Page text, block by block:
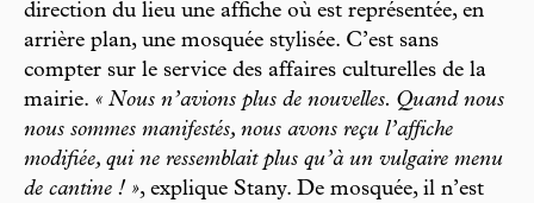
direction du lieu une affiche où est représentée, en
arrière plan, une mosquée stylisée. C’est sans
compter sur le service des affaires culturelles de la
mairie. « Nous n’avions plus de nouvelles. Quand nous
nous sommes manifestés, nous avons reçu l’affiche
modifiée, qui ne ressemblait plus qu’à un vulgaire menu
de cantine ! », explique Stany. De mosquée, il n’est